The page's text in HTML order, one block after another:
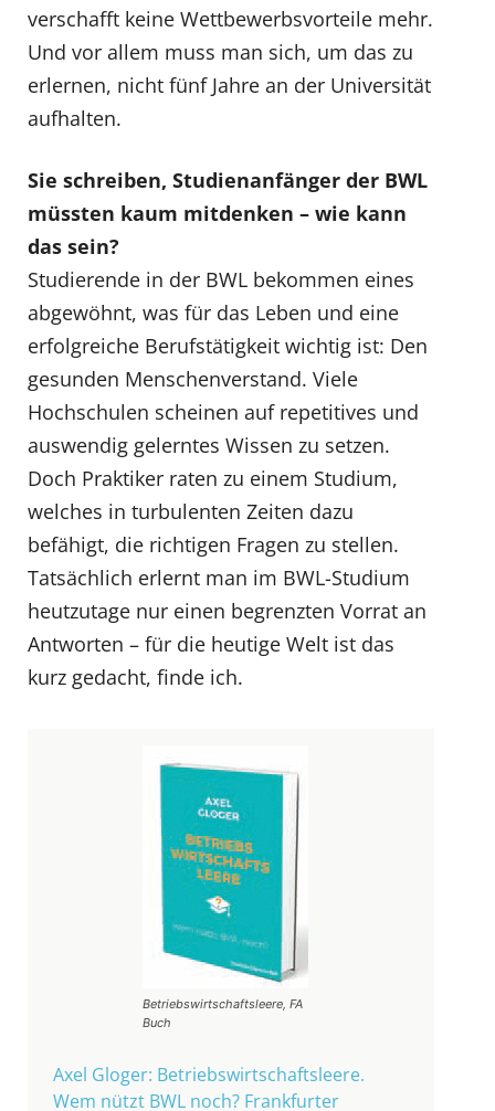
verschafft keine Wettbewerbsvorteile mehr.
Und vor allem muss man sich, um das zu
erlernen, nicht fünf Jahre an der Universität
aufhalten.
Sie schreiben, Studienanfänger der BWL
müssten kaum mitdenken – wie kann
das sein?
Studierende in der BWL bekommen eines
abgewöhnt, was für das Leben und eine
erfolgreiche Berufstätigkeit wichtig ist: Den
gesunden Menschenverstand. Viele
Hochschulen scheinen auf repetitives und
auswendig gelerntes Wissen zu setzen.
Doch Praktiker raten zu einem Studium,
welches in turbulenten Zeiten dazu
befähigt, die richtigen Fragen zu stellen.
Tatsächlich erlernt man im BWL-Studium
heutzutage nur einen begrenzten Vorrat an
Antworten – für die heutige Welt ist das
kurz gedacht, finde ich.
Betriebswirtschaftsleere, FA
Buch
Axel Gloger: Betriebswirtschaftsleere.
Wem nützt BWL noch? Frankfurter